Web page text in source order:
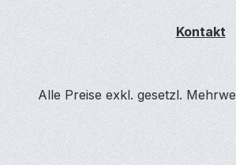
Kontakt
Alle Preise exkl. gesetzl.